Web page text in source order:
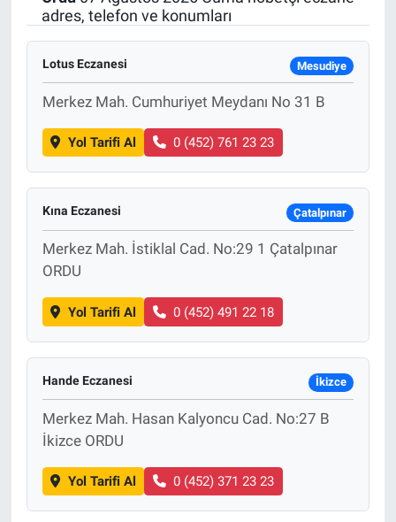
adres, telefon ve konumları
Lotus Eczanesi Mesudiye
Merkez Mah. Cumhuriyet Meydanı No 31 B
Yol Tarifi Al 0 (452) 761 23 23
Kına Eczanesi Çatalpınar
Merkez Mah. İstiklal Cad. No:29 1 Çatalpınar
ORDU
Yol Tarifi Al 0 (452) 491 22 18
Hande Eczanesi İkizce
Merkez Mah. Hasan Kalyoncu Cad. No:27 B
İkizce ORDU
Yol Tarifi Al 0 (452) 371 23 23